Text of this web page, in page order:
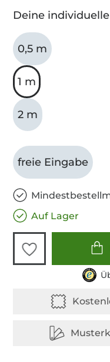
Deine
0,5 m
1 m
2 m
freie Eingabe
Auf Lager